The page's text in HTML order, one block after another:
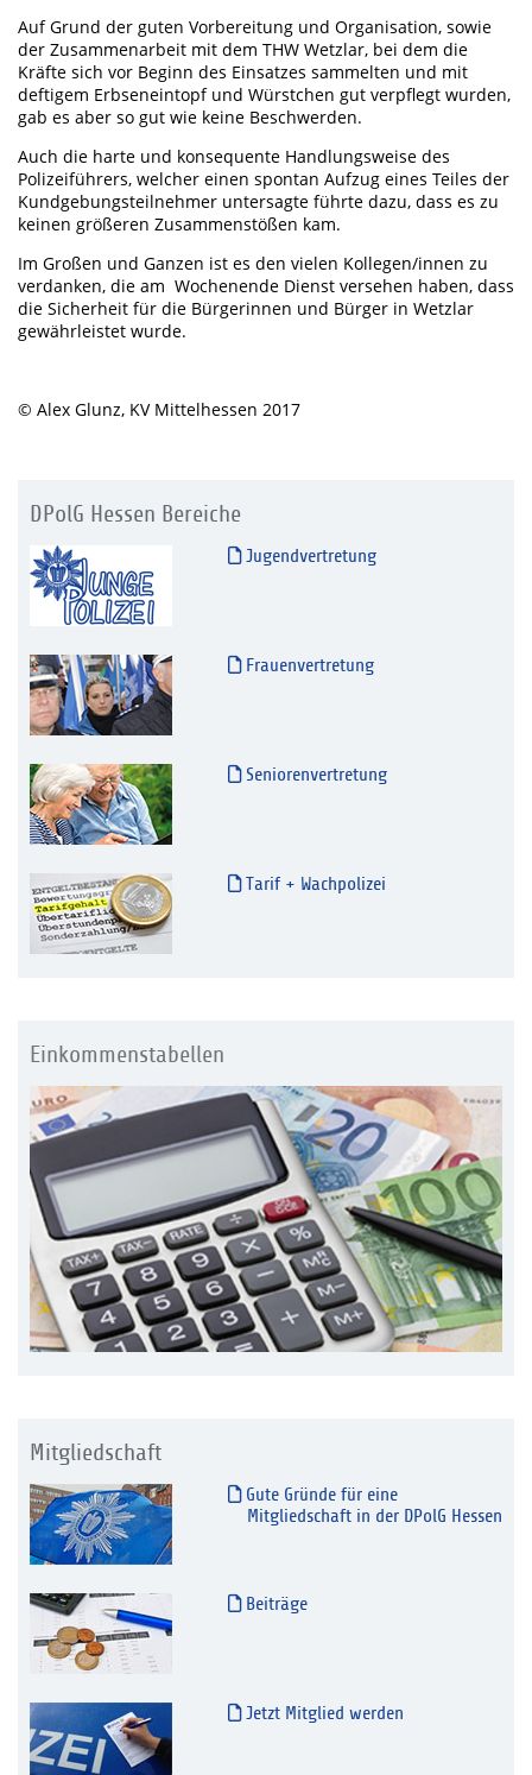
Auf Grund der guten Vorbereitung und Organisation, sowie
der Zusammenarbeit mit dem THW Wetzlar, bei dem die
Kräfte sich vor Beginn des Einsatzes sammelten und mit
deftigem Erbseneintopf und Würstchen gut verpflegt wurden,
gab es aber so gut wie keine Beschwerden.
Auch die harte und konsequente Handlungsweise des
Polizeiführers, welcher einen spontan Aufzug eines Teiles der
Kundgebungsteilnehmer untersagte führte dazu, dass es zu
keinen größeren Zusammenstößen kam.
Im Großen und Ganzen ist es den vielen Kollegen/innen zu
verdanken, die am Wochenende Dienst versehen haben, dass
die Sicherheit für die Bürgerinnen und Bürger in Wetzlar
gewährleistet wurde.
© Alex Glunz, KV Mittelhessen 2017
DPolG Hessen Bereiche
Jugendvertretung
Frauenvertretung
Seniorenvertretung
Tarif + Wachpolizei
Einkommenstabellen
Mitgliedschaft
Gute Gründe für eine
Mitgliedschaft in der DPolG Hessen
Beiträge
Jetzt Mitglied werden